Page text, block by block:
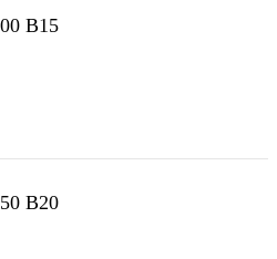
В15
В20